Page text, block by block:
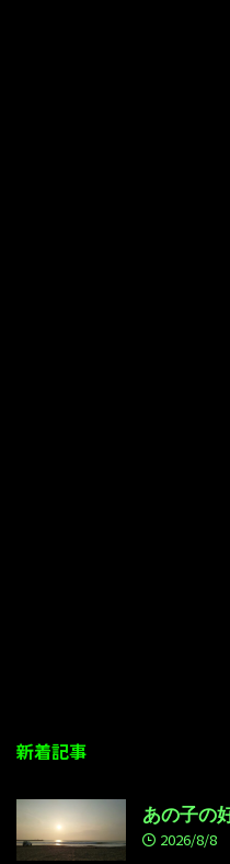
新着記事
あの子の
2026/8/8